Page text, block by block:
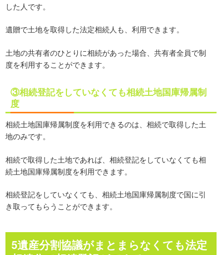
した人です。
遺贈で土地を取得した法定相続人も、利用できます。
土地の共有者のひとりに相続があった場合、共有者全員で制
度を利用することができます。
③相続登記をしていなくても相続土地国庫帰属制
度
相続土地国庫帰属制度を利用できるのは、相続で取得した土
地のみです。
相続で取得した土地であれば、相続登記をしていなくても相
続土地国庫帰属制度を利用できます。
相続登記をしていなくても、相続土地国庫帰属制度で国に引
き取ってもらうことができます。
5遺産分割協議がまとまらなくても法定